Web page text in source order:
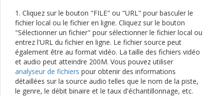
1. Cliquez sur le bouton "FILE" ou "URL" pour basculer le
fichier local ou le fichier en ligne. Cliquez sur le bouton
"Sélectionner un fichier" pour sélectionner le fichier local ou
entrez l'URL du fichier en ligne. Le fichier source peut
également être au format vidéo. La taille des fichiers vidéo
et audio peut atteindre 200M. Vous pouvez utiliser
analyseur de fichiers pour obtenir des informations
détaillées sur la source audio telles que le nom de la piste,
le genre, le débit binaire et le taux d'échantillonnage, etc.